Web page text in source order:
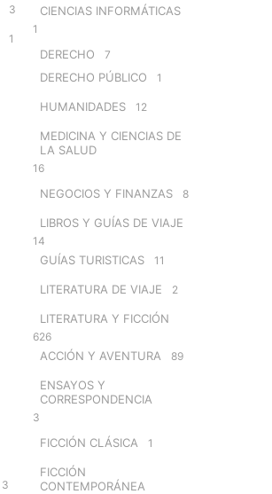
3
1
3
CIENCIAS INFORMÁTICAS
1
DERECHO 7
DERECHO PÚBLICO 1
HUMANIDADES 12
MEDICINA Y CIENCIAS DE
LA SALUD
16
NEGOCIOS Y FINANZAS 8
LIBROS Y GUÍAS DE VIAJE
14
GUÍAS TURISTICAS 11
LITERATURA DE VIAJE 2
LITERATURA Y FICCIÓN
626
ACCIÓN Y AVENTURA 89
ENSAYOS Y
CORRESPONDENCIA
3
FICCIÓN CLÁSICA 1
FICCIÓN
CONTEMPORÁNEA